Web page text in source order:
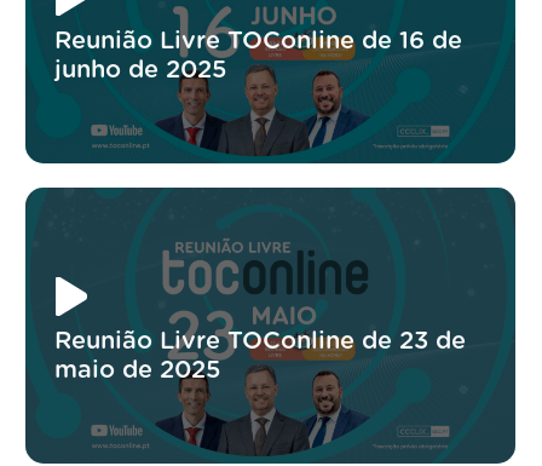
Reunião Livre TOConline de 16 de
junho de 2025
Reunião Livre TOConline de 23 de
maio de 2025